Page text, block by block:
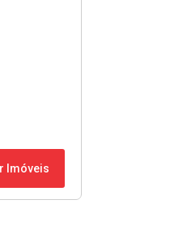
Imóveis